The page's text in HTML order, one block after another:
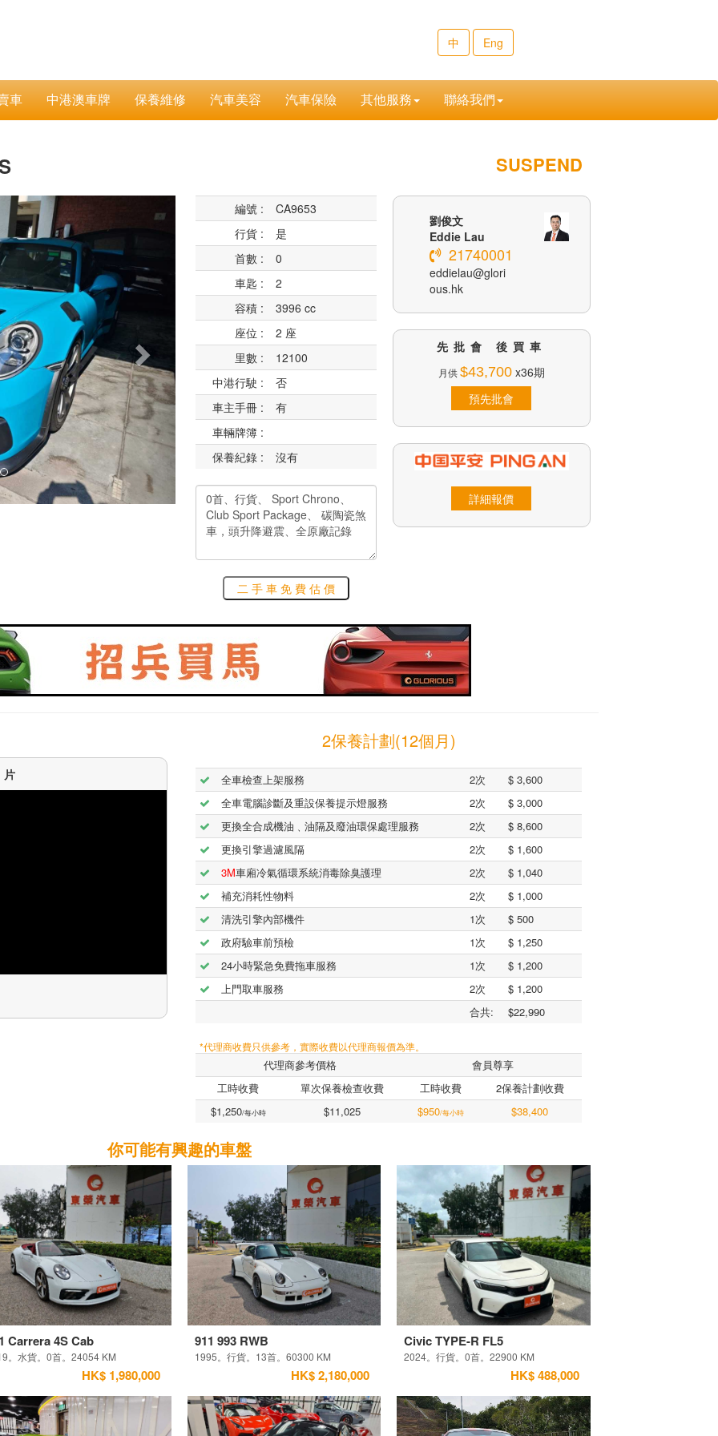
中 Eng
車 中港澳車牌 保養維修 汽車美容 汽車保險 其他服務 聯絡我們
SUSPEND
編號 :
CA9653
行貨 :
是
首數 :
0
車匙 :
2
容積 :
3996 cc
座位 :
2 座
里數 :
12100
中港行駛 :
否
車主手冊 :
有
車輛牌簿 :
保養紀錄 :
沒有
二 手 車 免 費 估 價
劉俊文
Eddie Lau
21740001
eddielau@glori
ous.hk
先批會 後買車
月供$43,700x36期
預先批會
詳細報價
2保養計劃(12個月)
全車檢查上架服務 2次
$ 3,600
全車電腦診斷及重設保養提示燈服務
2次
$ 3,000
更換全合成機油﹑油隔及廢油環保處理服務
2次
$ 8,600
更換引擎過濾風隔
2次
$ 1,600
3M車廂冷氣循環系統消毒除臭護理 2次
$ 1,040
補充消耗性物料
2次
$ 1,000
清洗引擎內部機件
1次
$ 500
政府驗車前預檢
1次
$ 1,250
24小時緊急免費拖車服務
1次
$ 1,200
上門取車服務
2次
$ 1,200
合共:
$22,990
*代理商收費只供參考，實際收費以代理商報價為準。
代理商參考價格
會員尊享
工時收費
單次保養檢查收費 工時收費
2保養計劃收費
$1,250/每小時 $11,025 $950/每小時 $38,400
你可能有興趣的車盤
Carrera 4S Cab
。水貨。0首。24054 KM
HK$ 1,980,000
911 993 RWB
1995。行貨。13首。60300 KM
HK$ 2,180,000
Civic TYPE-R FL5
2024。行貨。0首。22900 KM
HK$ 488,000